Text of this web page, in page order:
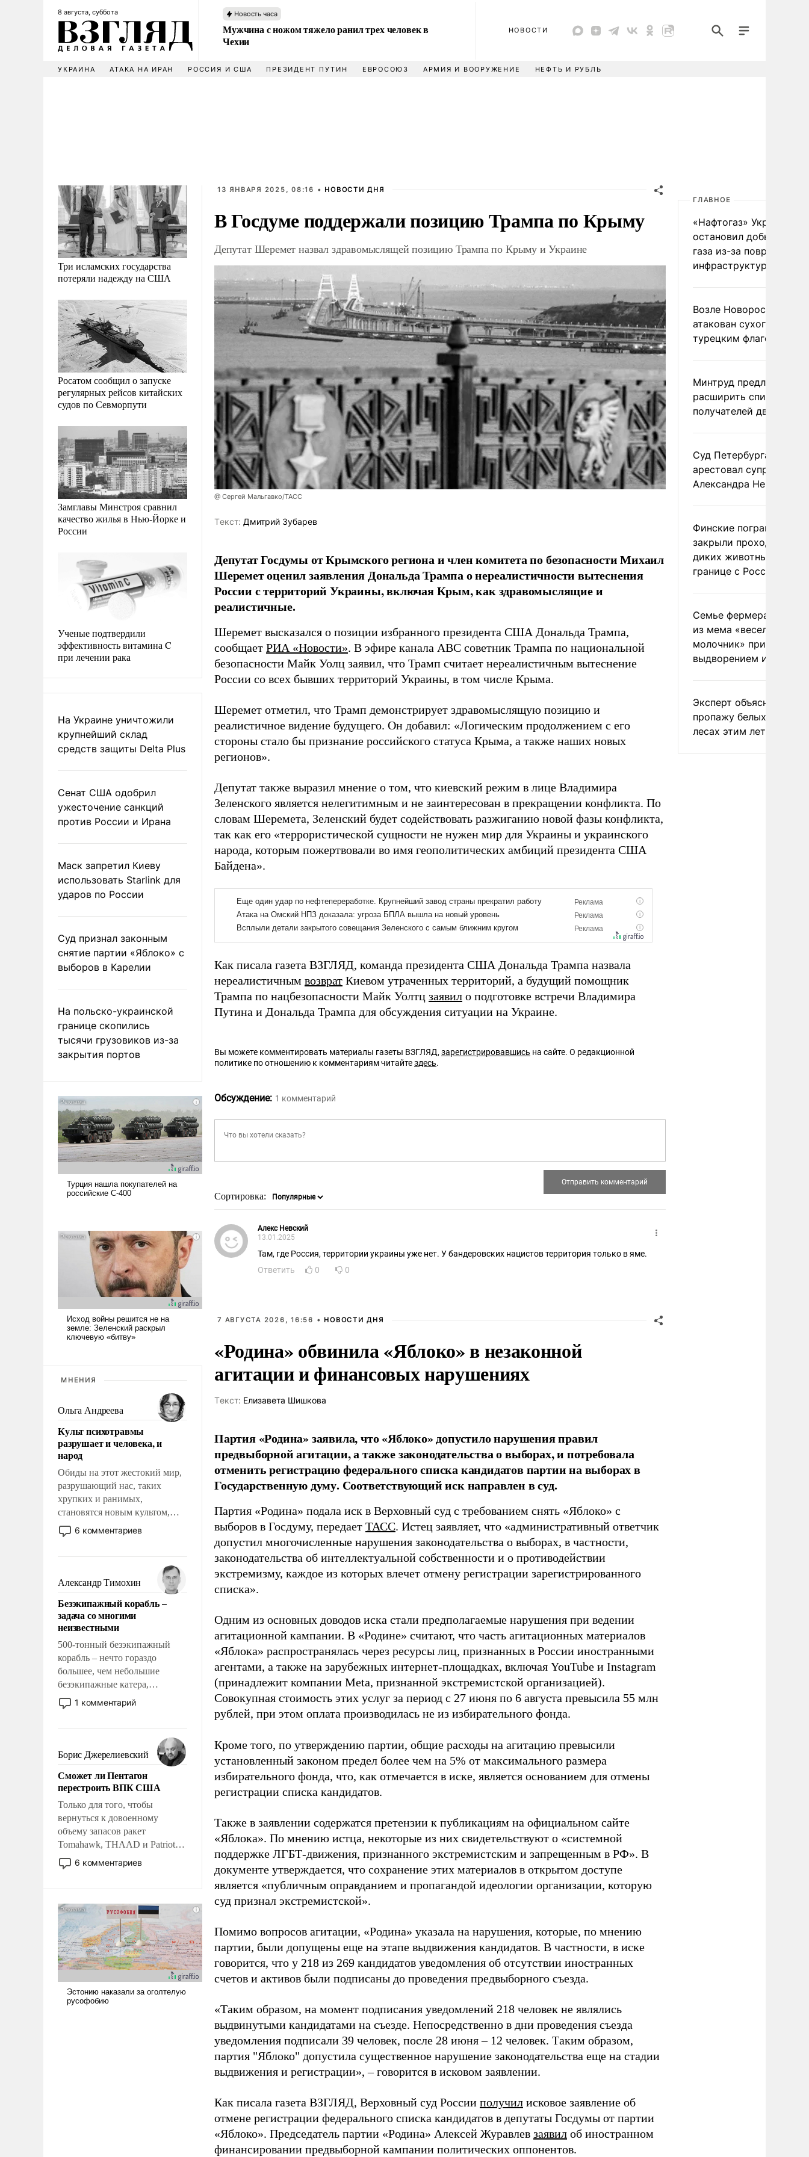
8 августа, суббота Новость часа
Мужчина с ножом тяжело ранил трех человек в
Чехии
НОВОСТИ
УКРАИНА АТАКА НА ИРАН РОССИЯ И США ПРЕЗИДЕНТ ПУТИН ЕВРОСОЮЗ АРМИЯ И ВООРУЖЕНИЕ НЕФТЬ И РУБЛЬ
Три исламских государства
потеряли надежду на США
Росатом сообщил о запуске
регулярных рейсов китайских
судов по Севморпути
Замглавы Минстроя сравнил
качество жилья в Нью-Йорке и
России
Ученые подтвердили
эффективность витамина C
при лечении рака
На Украине уничтожили
крупнейший склад
средств защиты Delta Plus
Сенат США одобрил
ужесточение санкций
против России и Ирана
Маск запретил Киеву
использовать Starlink для
ударов по России
Суд признал законным
снятие партии «Яблоко» с
выборов в Карелии
На польско-украинской
границе скопились
тысячи грузовиков из-за
закрытия портов
МНЕНИЯ
Ольга Андреева
Культ психотравмы
разрушает и человека, и
народ
Обиды на этот жестокий мир,
разрушающий нас, таких
хрупких и ранимых,
становятся новым культом,
постепенно вытесняя и
отменяя традиционное
мужественным и твердым под
ударами судьбы, брать на себя
ответственность, помогать
слабым, идти вперед и
адаптироваться.
6 комментариев
Александр Тимохин
Безэкипажный корабль –
задача со многими
неизвестными
500-тонный безэкипажный
корабль – нечто гораздо
большее, чем небольшие
безэкипажные катера,
применение которых уже
стало обыденностью. Задача по
сложна и амбициозна. Однако
и ее реализация радикально
поднимет наши боевые
возможности.
1 комментарий
Борис Джерелиевский
Сможет ли Пентагон
перестроить ВПК США
Только для того, чтобы
вернуться к довоенному
объему запасов ракет
Tomahawk, THAAD и Patriot
США потребуется более трех
лет. Даже небольшая война с
Сложившаяся ситуация
означает многолетний период
уязвимости США, например,
перед Китаем.
6 комментариев
13 ЯНВАРЯ 2025, 08:16 • НОВОСТИ ДНЯ
В Госдуме поддержали позицию Трампа по Крыму
Депутат Шеремет назвал здравомыслящей позицию Трампа по Крыму и Украине
@ Сергей Мальгавко/ТАСС
Tекст: Дмитрий Зубарев
Депутат Госдумы от Крымского региона и член комитета по безопасности Михаил
Шеремет оценил заявления Дональда Трампа о нереалистичности вытеснения
России с территорий Украины, включая Крым, как здравомыслящие и
реалистичные.
Шеремет высказался о позиции избранного президента США Дональда Трампа,
сообщает РИА «Новости». В эфире канала ABC советник Трампа по национальной
безопасности Майк Уолц заявил, что Трамп считает нереалистичным вытеснение
России со всех бывших территорий Украины, в том числе Крыма.
Шеремет отметил, что Трамп демонстрирует здравомыслящую позицию и
реалистичное видение будущего. Он добавил: «Логическим продолжением с его
стороны стало бы признание российского статуса Крыма, а также наших новых
регионов».
Депутат также выразил мнение о том, что киевский режим в лице Владимира
Зеленского является нелегитимным и не заинтересован в прекращении конфликта. По
словам Шеремета, Зеленский будет содействовать разжиганию новой фазы конфликта,
так как его «террористической сущности не нужен мир для Украины и украинского
народа, которым пожертвовали во имя геополитических амбиций президента США
Байдена».
Как писала газета ВЗГЛЯД, команда президента США Дональда Трампа назвала
нереалистичным возврат Киевом утраченных территорий, а будущий помощник
Трампа по нацбезопасности Майк Уолтц заявил о подготовке встречи Владимира
Путина и Дональда Трампа для обсуждения ситуации на Украине.
Вы можете комментировать материалы газеты ВЗГЛЯД,зарегистрировавшись на сайте. О редакционной
политике по отношению к комментариям читайтездесь.
Обсуждение: 1 комментарий
Сортировка:
Алекс Невский
13.01.2025
Там, где Россия, территории украины уже нет. У бандеровских нацистов территория только в яме.
Ответить
0 0
7 АВГУСТА 2026, 16:56 • НОВОСТИ ДНЯ
«Родина» обвинила «Яблоко» в незаконной
агитации и финансовых нарушениях
Tекст: Елизавета Шишкова
Партия «Родина» заявила, что «Яблоко» допустило нарушения правил
предвыборной агитации, а также законодательства о выборах, и потребовала
отменить регистрацию федерального списка кандидатов партии на выборах в
Государственную думу. Соответствующий иск направлен в суд.
Партия «Родина» подала иск в Верховный суд с требованием снять «Яблоко» с
выборов в Госдуму, передает ТАСС. Истец заявляет, что «административный ответчик
допустил многочисленные нарушения законодательства о выборах, в частности,
законодательства об интеллектуальной собственности и о противодействии
экстремизму, каждое из которых влечет отмену регистрации зарегистрированного
списка».
Одним из основных доводов иска стали предполагаемые нарушения при ведении
агитационной кампании. В «Родине» считают, что часть агитационных материалов
«Яблока» распространялась через ресурсы лиц, признанных в России иностранными
агентами, а также на зарубежных интернет-площадках, включая YouTube и Instagram
(принадлежит компании Meta, признанной экстремистской организацией).
Совокупная стоимость этих услуг за период с 27 июня по 6 августа превысила 55 млн
рублей, при этом оплата производилась не из избирательного фонда.
Кроме того, по утверждению партии, общие расходы на агитацию превысили
установленный законом предел более чем на 5% от максимального размера
избирательного фонда, что, как отмечается в иске, является основанием для отмены
регистрации списка кандидатов.
Также в заявлении содержатся претензии к публикациям на официальном сайте
«Яблока». По мнению истца, некоторые из них свидетельствуют о «системной
поддержке ЛГБТ-движения, признанного экстремистским и запрещенным в РФ». В
документе утверждается, что сохранение этих материалов в открытом доступе
является «публичным оправданием и пропагандой идеологии организации, которую
суд признал экстремистской».
Помимо вопросов агитации, «Родина» указала на нарушения, которые, по мнению
партии, были допущены еще на этапе выдвижения кандидатов. В частности, в иске
говорится, что у 218 из 269 кандидатов уведомления об отсутствии иностранных
счетов и активов были подписаны до проведения предвыборного съезда.
«Таким образом, на момент подписания уведомлений 218 человек не являлись
выдвинутыми кандидатами на съезде. Непосредственно в дни проведения съезда
уведомления подписали 39 человек, после 28 июня – 12 человек. Таким образом,
партия "Яблоко" допустила существенное нарушение законодательства еще на стадии
выдвижения и регистрации», – говорится в исковом заявлении.
Как писала газета ВЗГЛЯД, Верховный суд России получил исковое заявление об
отмене регистрации федерального списка кандидатов в депутаты Госдумы от партии
«Яблоко». Председатель партии «Родина» Алексей Журавлев заявил об иностранном
финансировании предвыборной кампании политических оппонентов.
ГЛАВНОЕ
«Нафтогаз» Украины
остановил добычу
газа из-за повреждения
инфраструктуры
Возле Новороссийска
атакован сухогруз под
турецким флагом
Минтруд предложил
расширить список
получателей двух
Суд Петербурга заочно
арестовал супругу
Александра Невзорова
Финские пограничники
закрыли проходы для
диких животных на
границе с Россией
Семье фермера
из мема «веселый
молочник» пригрозили
выдворением из
Эксперт объяснил
пропажу белых грибов
лесах этим летом